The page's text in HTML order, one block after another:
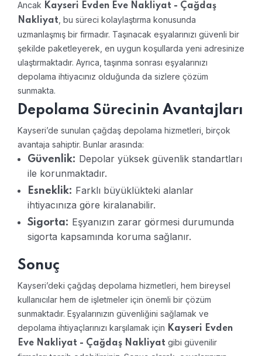
Ancak Kayseri Evden Eve Nakliyat - Çağdaş
Nakliyat , bu süreci kolaylaştırma konusunda
uzmanlaşmış bir firmadır. Taşınacak eşyalarınızı güvenli bir
şekilde paketleyerek, en uygun koşullarda yeni adresinize
ulaştırmaktadır. Ayrıca, taşınma sonrası eşyalarınızı
depolama ihtiyacınız olduğunda da sizlere çözüm
sunmakta.
Depolama Sürecinin Avantajları
Kayseri’de sunulan çağdaş depolama hizmetleri, birçok
avantaja sahiptir. Bunlar arasında:
Güvenlik: Depolar yüksek güvenlik standartları
ile korunmaktadır.
Esneklik: Farklı büyüklükteki alanlar
ihtiyacınıza göre kiralanabilir.
Sigorta: Eşyanızın zarar görmesi durumunda
sigorta kapsamında koruma sağlanır.
Sonuç
Kayseri’deki çağdaş depolama hizmetleri, hem bireysel
kullanıcılar hem de işletmeler için önemli bir çözüm
sunmaktadır. Eşyalarınızın güvenliğini sağlamak ve
depolama ihtiyaçlarınızı karşılamak için Kayseri Evden
Eve Nakliyat - Çağdaş Nakliyat gibi güvenilir